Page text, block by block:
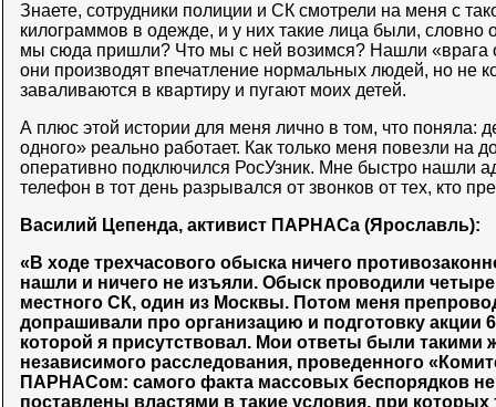
Знаете, сотрудники полиции и СК смотрели на меня с
килограммов в одежде, и у них такие лица были, словно
мы сюда пришли? Что мы с ней возимся? Нашли «врага
они производят впечатление нормальных людей, но не
заваливаются в квартиру и пугают моих детей.
А плюс этой истории для меня лично в том, что поняла:
одного» реально работает. Как только меня повезли на
оперативно подключился РосУзник. Мне быстро нашли
телефон в тот день разрывался от звонков от тех, кто
Василий Цепенда, активист ПАРНАСа (Ярославль):
«В ходе трехчасового обыска ничего
нашли и ничего не изъяли. Обыск проводили четыре
местного СК, один из Москвы. Потом меня
допрашивали про организацию и подготовку акции
которой я присутствовал. Мои ответы были такими
независимого расследования, проведенного
ПАРНАСом: самого факта массовых беспорядков
поставлены властями в такие условия, при которых